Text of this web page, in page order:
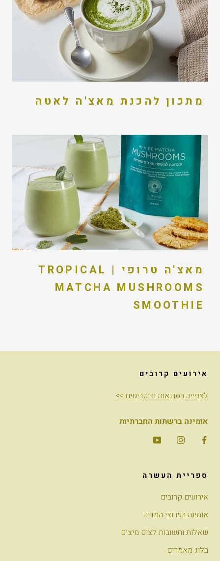
מתכון להכנת מאצ'ה לאטה
מאצ'ה טרופי | TROPICAL
MATCHA MUSHROOMS
SMOOTHIE
אירועים קרובים
לצפייה בסדנאות וריטריטים >>
אומינה ברשתות החברתיות
ספריית העשרה
אירועים קרובים
אומינה בערוצי המדיה
שאלות ותשובות לצום מיצים
בלוג מאמרים